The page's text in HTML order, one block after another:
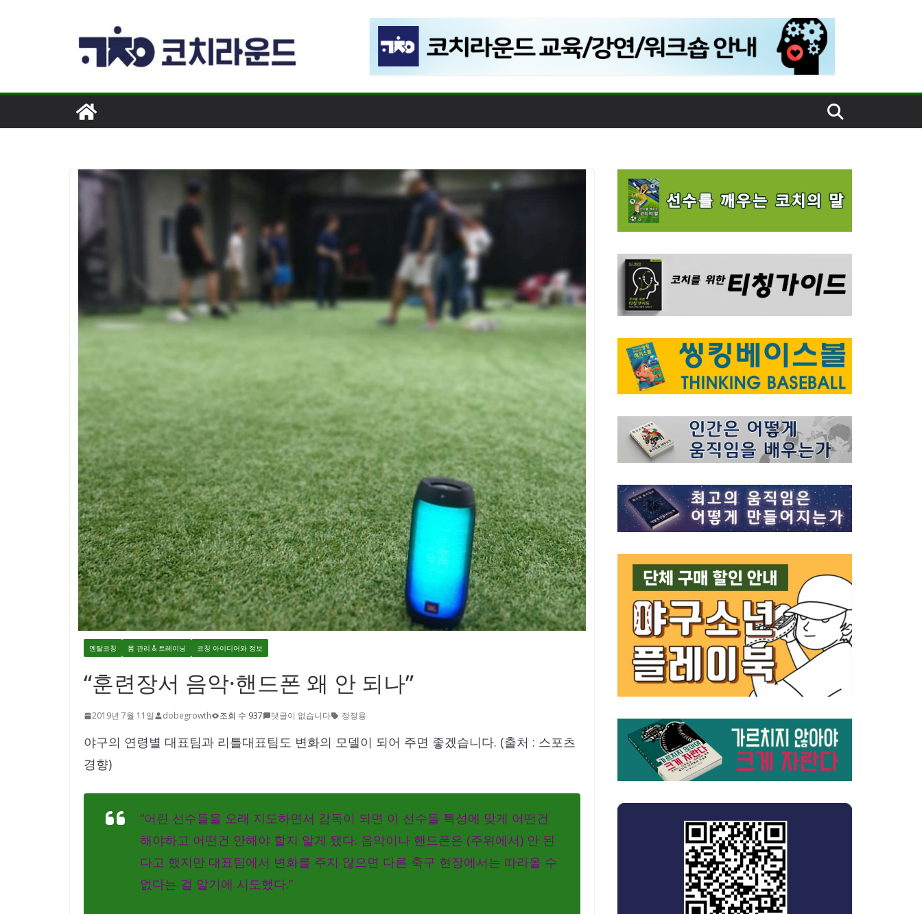
건
멘탈코칭 몸 관리 & 트레이닝 코칭 아이디어와 정보
“훈련장서 음악·핸드폰 왜 안 되나”
2019년 7월 11일 dobegrowth 조회 수 937 댓글이 없습니다 정정용
야구의 연령별 대표팀과 리틀대표팀도 변화의 모델이 되어 주면 좋겠습니다. (출처 : 스포츠
경향)
“어린 선수들을 오래 지도하면서 감독이 되면 이 선수들 특성에 맞게 어떤건
해야하고 어떤건 안해야 할지 알게 됐다. 음악이나 핸드폰은 (주위에서) 안 된
다고 했지만 대표팀에서 변화를 주지 않으면 다른 축구 현장에서는 따라올 수
없다는 걸 알기에 시도했다.”